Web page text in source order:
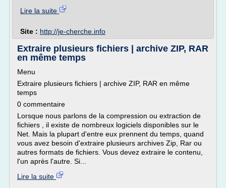
Lire la suite
Site : http://je-cherche.info
Extraire plusieurs fichiers | archive ZIP, RAR
en même temps
Menu
Extraire plusieurs fichiers | archive ZIP, RAR en même
temps
0 commentaire
Lorsque nous parlons de la compression ou extraction de
fichiers , il existe de nombreux logiciels disponibles sur le
Net. Mais la plupart d'entre eux prennent du temps, quand
vous avez besoin d'extraire plusieurs archives Zip, Rar ou
autres formats de fichiers. Vous devez extraire le contenu,
l'un après l'autre. Si...
Lire la suite